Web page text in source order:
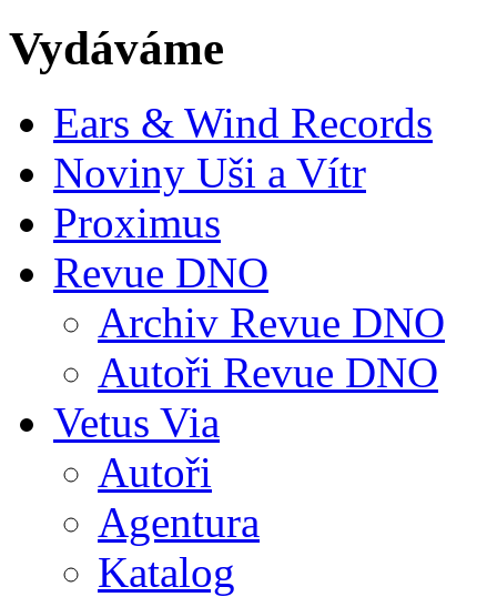
Vydáváme
Ears & Wind Records
Noviny Uši a Vítr
Proximus
Revue DNO
Archiv Revue DNO
Autoři Revue DNO
Vetus Via
Autoři
Agentura
Katalog